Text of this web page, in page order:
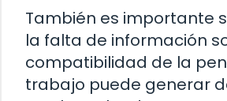
También es importante
la falta de información
compatibilidad de la
trabajo puede generar